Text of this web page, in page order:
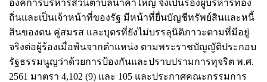
องค์การบริหารส่วนตำบลนาคำใหญ่ จึงเป็นรองผู้บริหารท้อง
ถิ่นและเป็นเจ้าหน้าที่ของรัฐ มีหน้าที่ยื่นบัญชีทรัพย์สินและหนี้
สินของตน คู่สมรส และบุตรที่ยังไม่บรรลุนิติภาวะตามที่มีอยู่
จริงต่อผู้ร้องเมื่อพ้นจากตำแหน่ง ตามพระราชบัญญัติประกอบ
รัฐธรรมนูญว่าด้วยการป้องกันและปราบปรามการทุจริต พ.ศ.
2561 มาตรา 4,102 (9) และ 105 และประกาศคณะกรรมการ